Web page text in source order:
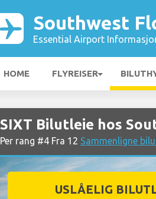
Southwest
Essential Airport
HOME FLYREISER
SIXT Bilutleie hos
Per rang #4 Fra 12 Sammenligne
USLÅELIG